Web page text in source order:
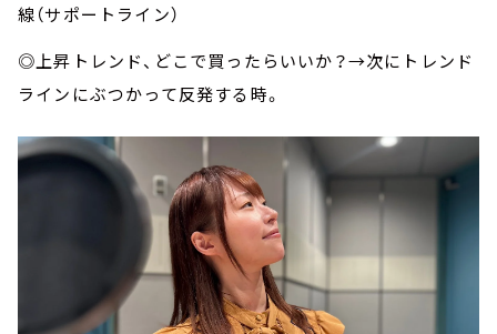
線（サポートライン）
◎上昇トレンド、どこで買ったらいいか？→次にトレンド
ラインにぶつかって反発する時。